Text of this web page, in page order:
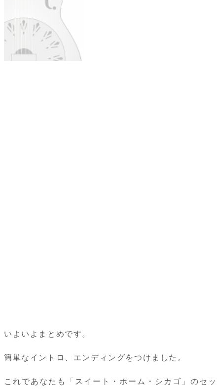
いよいよまとめです。
簡単なイントロ、エンディングをつけました。
これであなたも「スイート・ホーム・シカゴ」のセッ